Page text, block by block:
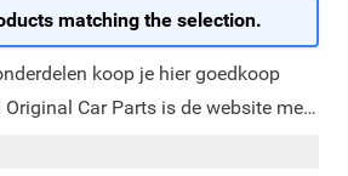
matching the selection.
koop je hier goedkoop
Car Parts is de website met
Irmscher onderdelen. Wij zijn